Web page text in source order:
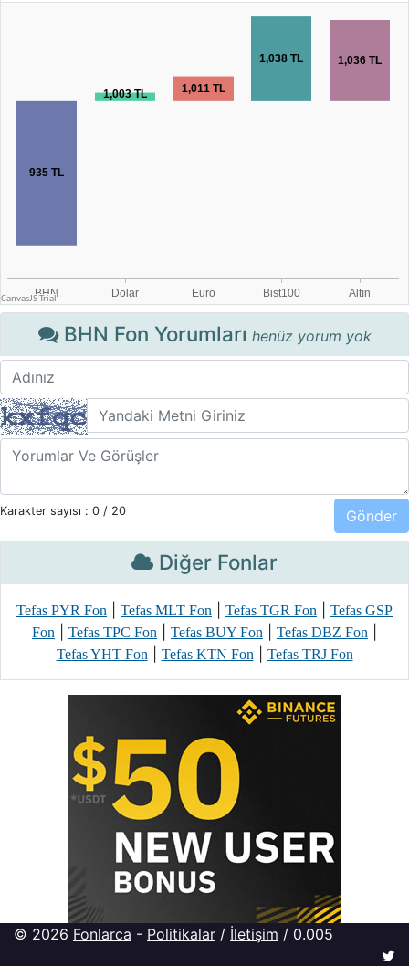
BHN Fon Yorumları henüz yorum yok
Karakter sayısı : 0 / 20
Diğer Fonlar
Tefas PYR Fon Tefas MLT Fon Tefas TGR Fon
Tefas GSP
Fon
Tefas TPC Fon Tefas BUY Fon Tefas DBZ Fon
Tefas YHT Fon| Tefas KTN Fon| Tefas TRJ Fon
© 2026 Fonlarca - Politikalar / İletişim / 0.005